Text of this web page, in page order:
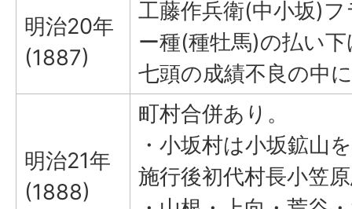
明治20年
(1887)
工藤作兵衛(中小坂)
ー種(種牡馬)の払い
七頭の成績不良の中
明治21年
(1888)
町村合併あり。
・小坂村は小坂鉱山
施行後初代村長小笠